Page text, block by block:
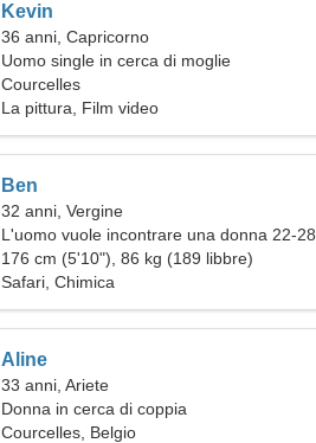
Kevin
36 anni, Capricorno
Uomo single in cerca di moglie
Courcelles
La pittura, Film video
Ben
32 anni, Vergine
L'uomo vuole incontrare una donna 22-28
176 cm (5'10"), 86 kg (189 libbre)
Safari, Chimica
Aline
33 anni, Ariete
Donna in cerca di coppia
Courcelles, Belgio